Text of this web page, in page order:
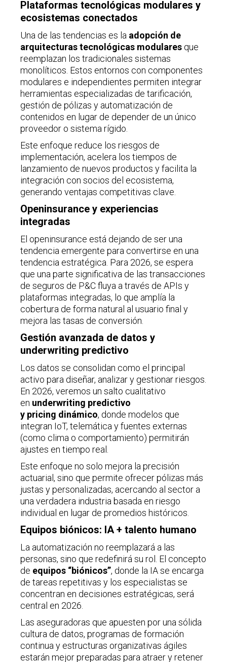
Plataformas tecnológicas modulares y
ecosistemas conectados
Una de las tendencias es la adopción de
arquitecturas tecnológicas modulares que
reemplazan los tradicionales sistemas
monolíticos. Estos entornos con componentes
modulares e independientes permiten integrar
herramientas especializadas de tarificación,
gestión de pólizas y automatización de
contenidos en lugar de depender de un único
proveedor o sistema rígido.
Este enfoque reduce los riesgos de
implementación, acelera los tiempos de
lanzamiento de nuevos productos y facilita la
integración con socios del ecosistema,
generando ventajas competitivas clave.
Openinsurance y experiencias
integradas
El openinsurance está dejando de ser una
tendencia emergente para convertirse en una
tendencia estratégica. Para 2026, se espera
que una parte significativa de las transacciones
de seguros de P&C fluya a través de APIs y
plataformas integradas, lo que amplía la
cobertura de forma natural al usuario final y
mejora las tasas de conversión.
Gestión avanzada de datos y
underwriting predictivo
Los datos se consolidan como el principal
activo para diseñar, analizar y gestionar riesgos.
En 2026, veremos un salto cualitativo
en underwriting predictivo
y pricing dinámico, donde modelos que
integran IoT, telemática y fuentes externas
(como clima o comportamiento) permitirán
ajustes en tiempo real.
Este enfoque no solo mejora la precisión
actuarial, sino que permite ofrecer pólizas más
justas y personalizadas, acercando al sector a
una verdadera industria basada en riesgo
individual en lugar de promedios históricos.
Equipos biónicos: IA + talento humano
La automatización no reemplazará a las
personas, sino que redefinirá su rol. El concepto
de equipos “biónicos”, donde la IA se encarga
de tareas repetitivas y los especialistas se
concentran en decisiones estratégicas, será
central en 2026.
Las aseguradoras que apuesten por una sólida
cultura de datos, programas de formación
continua y estructuras organizativas ágiles
estarán mejor preparadas para atraer y retener